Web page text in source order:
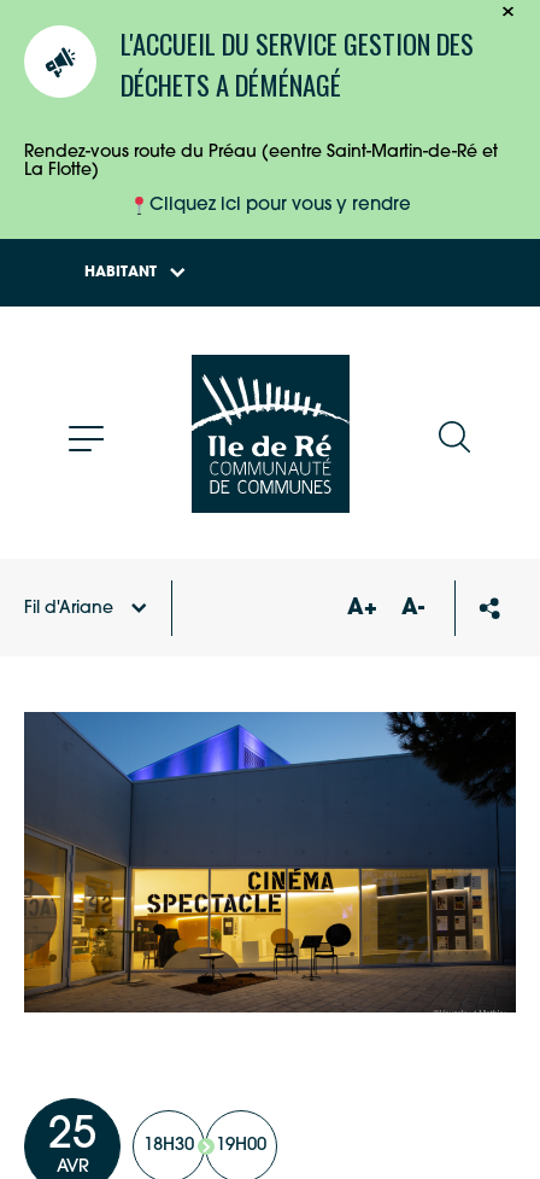
L'ACCUEIL DU SERVICE GESTION DES
DÉCHETS A DÉMÉNAGÉ
Rendez-vous route du Préau (eentre Saint-Martin-de-Ré et
La Flotte)
Cliquez ici pour vous y rendre
HABITANT
ENTREPRISES
Fil d'Ariane A+ A-
25
AVR
18H30 19H00